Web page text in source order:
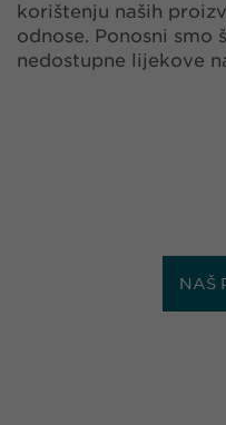
korištenju naših
odnose. Ponosni smo
nedostupne lijekove
NAŠ